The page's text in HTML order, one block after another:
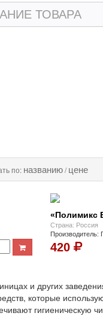
по: названию/цене
«Полимикс
Страна: Россия
Производитель:
420
и других
которые
гигиеническую